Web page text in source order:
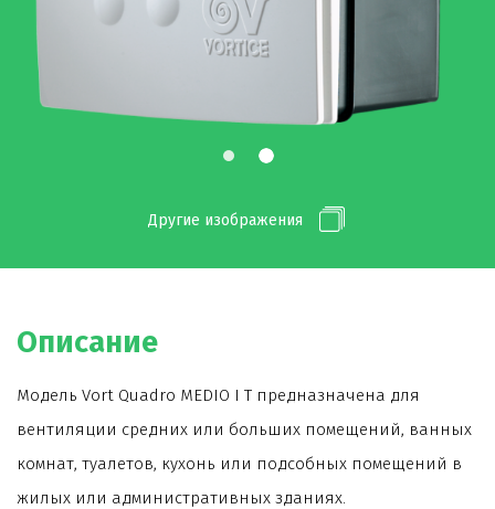
Другие изображения
Описание
Модель Vort Quadro MEDIO I T предназначена для
вентиляции средних или больших помещений, ванных
комнат, туалетов, кухонь или подсобных помещений в
жилых или административных зданиях.